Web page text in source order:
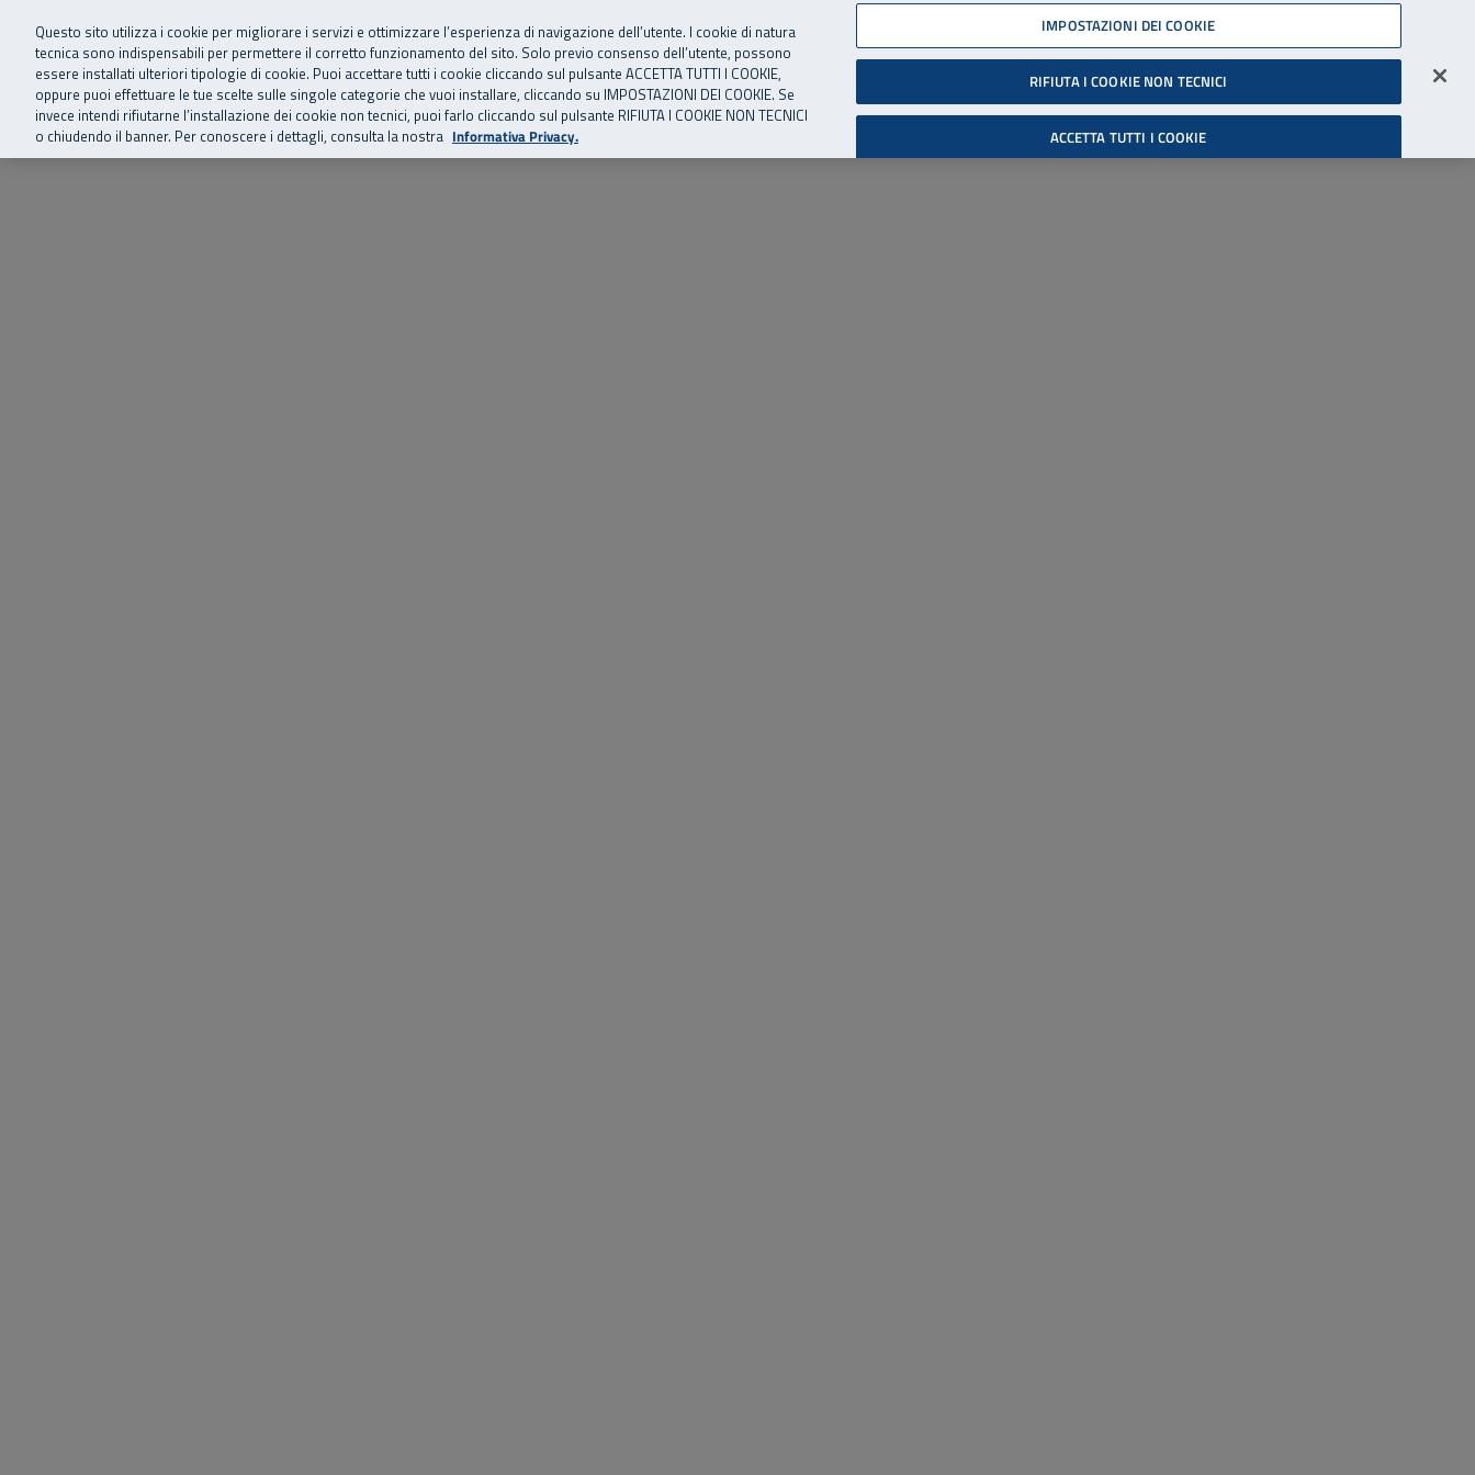
Vai al menu principale
Vai al contenuto principale
Vai al Footer 06 45539607
SuperAbile - il Contact Center Inail per il mondo della disabilità
Home Chi siamo Storie, news ed eventi Risorse utili Supporto Accessibilità
Cerca
Accedi all'area riservata
Questo sito utilizza i cookie per migliorare i servizi e ottimizzare l’esperienza di navigazione dell’utente. I cookie di natura
tecnica sono indispensabili per permettere il corretto funzionamento del sito. Solo previo consenso dell’utente, possono
essere installati ulteriori tipologie di cookie. Puoi accettare tutti i cookie cliccando sul pulsante ACCETTA TUTTI I COOKIE,
oppure puoi effettuare le tue scelte sulle singole categorie che vuoi installare, cliccando su IMPOSTAZIONI DEI COOKIE. Se
invece intendi rifiutarne l’installazione dei cookie non tecnici, puoi farlo cliccando sul pulsante RIFIUTA I COOKIE NON TECNICI
o chiudendo il banner. Per conoscere i dettagli, consulta la nostra Informativa Privacy.
IMPOSTAZIONI DEI COOKIE
RIFIUTA I COOKIE NON TECNICI
ACCETTA TUTTI I COOKIE